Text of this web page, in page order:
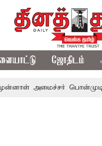
ஜோதிடம்
பொன்முடிக்கு